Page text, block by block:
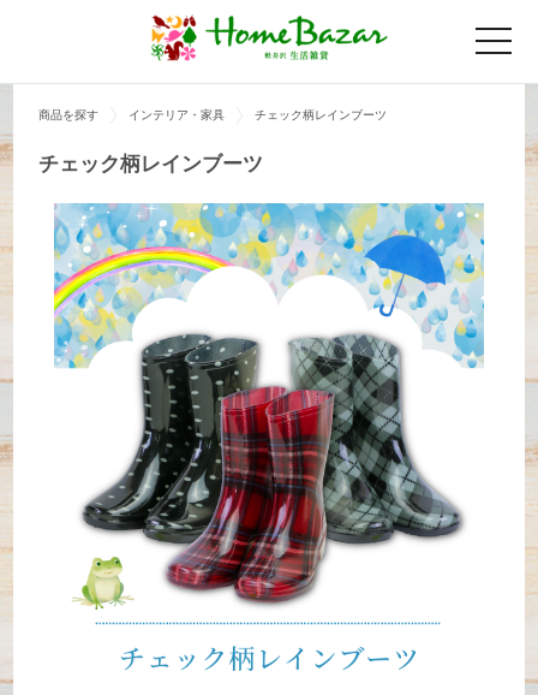
toggle
商品を探す インテリア・家具 チェック柄レインブーツ
チェック柄レインブーツ